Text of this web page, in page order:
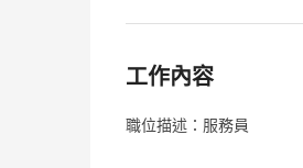
工作內容
職位描述：服務員